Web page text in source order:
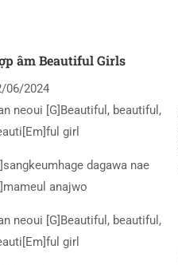
âm Beautiful Girls
06/2024
neoui [G]Beautiful, beautiful,
girl
dagawa nae
anajwo
neoui [G]Beautiful, beautiful,
girl